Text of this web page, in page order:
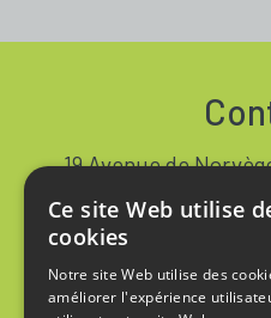
19 Avenue de
+33 1 64
Ce site Web utilise
cookies
Notre site Web utilise des
améliorer l'expérience